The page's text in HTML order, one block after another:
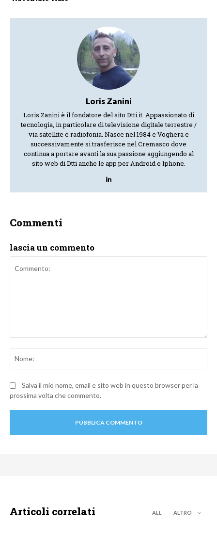
Loris Zanini
Loris Zanini è il fondatore del sito Dtti.it. Appassionato di
tecnologia, in particolare di televisione digitale terrestre /
via satellite e radiofonia. Nasce nel 1984 e Voghera e
successivamente si trasferisce nel Cremasco dove
continua a portare avanti la sua passione aggiungendo al
sito web di Dtti anche le app per Android e Iphone.
Commenti
lascia un commento
Salva il mio nome, email e sito web in questo browser per la
prossima volta che commento.
Articoli correlati ALL ALTRO